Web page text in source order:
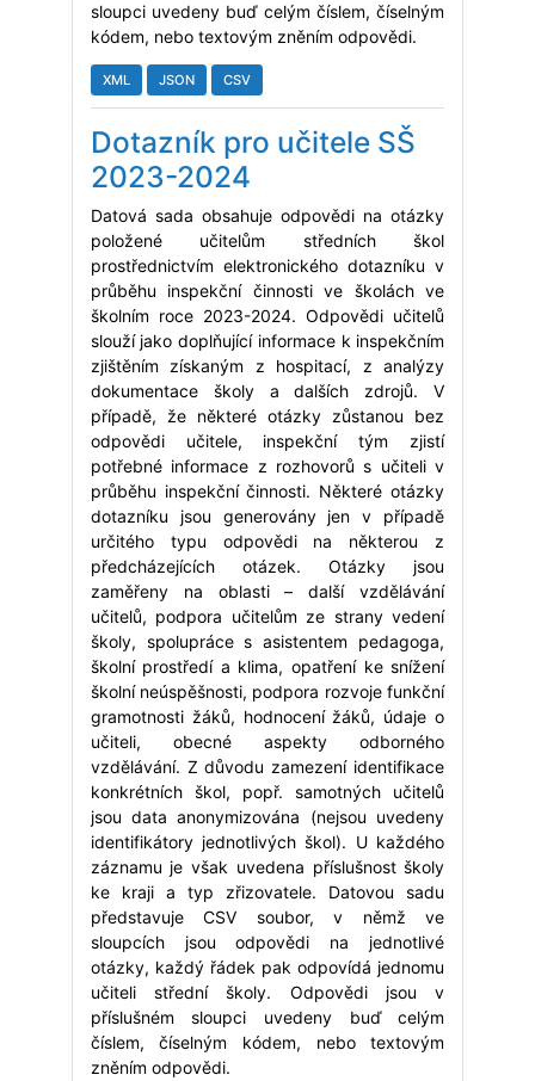
sloupci uvedeny buď celým číslem, číselným
kódem, nebo textovým zněním odpovědi.
XML JSON CSV
Dotazník pro učitele SŠ
2023-2024
Datová sada obsahuje odpovědi na otázky
položené učitelům středních škol
prostřednictvím elektronického dotazníku v
průběhu inspekční činnosti ve školách ve
školním roce 2023-2024. Odpovědi učitelů
slouží jako doplňující informace k inspekčním
zjištěním získaným z hospitací, z analýzy
dokumentace školy a dalších zdrojů. V
případě, že některé otázky zůstanou bez
odpovědi učitele, inspekční tým zjistí
potřebné informace z rozhovorů s učiteli v
průběhu inspekční činnosti. Některé otázky
dotazníku jsou generovány jen v případě
určitého typu odpovědi na některou z
předcházejících otázek. Otázky jsou
zaměřeny na oblasti – další vzdělávání
učitelů, podpora učitelům ze strany vedení
školy, spolupráce s asistentem pedagoga,
školní prostředí a klima, opatření ke snížení
školní neúspěšnosti, podpora rozvoje funkční
gramotnosti žáků, hodnocení žáků, údaje o
učiteli, obecné aspekty odborného
vzdělávání. Z důvodu zamezení identifikace
konkrétních škol, popř. samotných učitelů
jsou data anonymizována (nejsou uvedeny
identifikátory jednotlivých škol). U každého
záznamu je však uvedena příslušnost školy
ke kraji a typ zřizovatele. Datovou sadu
představuje CSV soubor, v němž ve
sloupcích jsou odpovědi na jednotlivé
otázky, každý řádek pak odpovídá jednomu
učiteli střední školy. Odpovědi jsou v
příslušném sloupci uvedeny buď celým
číslem, číselným kódem, nebo textovým
zněním odpovědi.